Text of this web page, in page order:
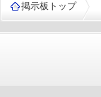
掲示板トップ